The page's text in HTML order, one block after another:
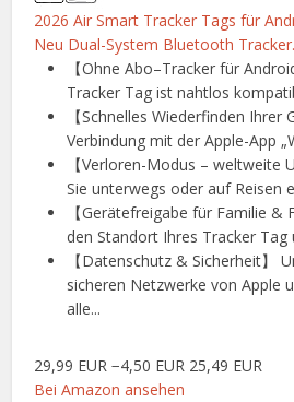
2026 Air Smart Tracker Tags für
Neu Dual-System Bluetooth
【Ohne Abo–Tracker für
Tracker Tag ist nahtlos
【Schnelles Wiederfinden Ihrer
Verbindung mit der Apple-App
【Verloren-Modus – weltweite
Sie unterwegs oder auf Reisen
【Gerätefreigabe für Familie &
den Standort Ihres Tracker Tag
【Datenschutz & Sicherheit】
sicheren Netzwerke von Apple
alle...
29,99 EUR −4,50 EUR 25,49 EUR
Bei Amazon ansehen